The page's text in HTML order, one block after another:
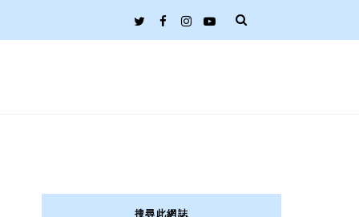
搜尋此網誌